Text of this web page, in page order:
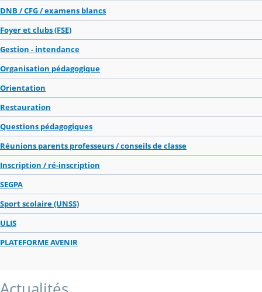
DNB / CFG / examens blancs
Foyer et clubs (FSE)
Gestion - intendance
Organisation pédagogique
Orientation
Restauration
Questions pédagogiques
Réunions parents professeurs / conseils de classe
Inscription / ré-inscription
SEGPA
Sport scolaire (UNSS)
ULIS
PLATEFORME AVENIR